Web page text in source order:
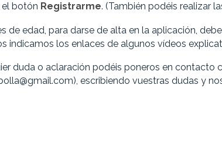
el botón Registrarme. (También podéis realizar
de edad, para darse de alta en la aplicación,
indicamos los enlaces de algunos vídeos
duda o aclaración podéis poneros en
escribiendo vuestras dudas y